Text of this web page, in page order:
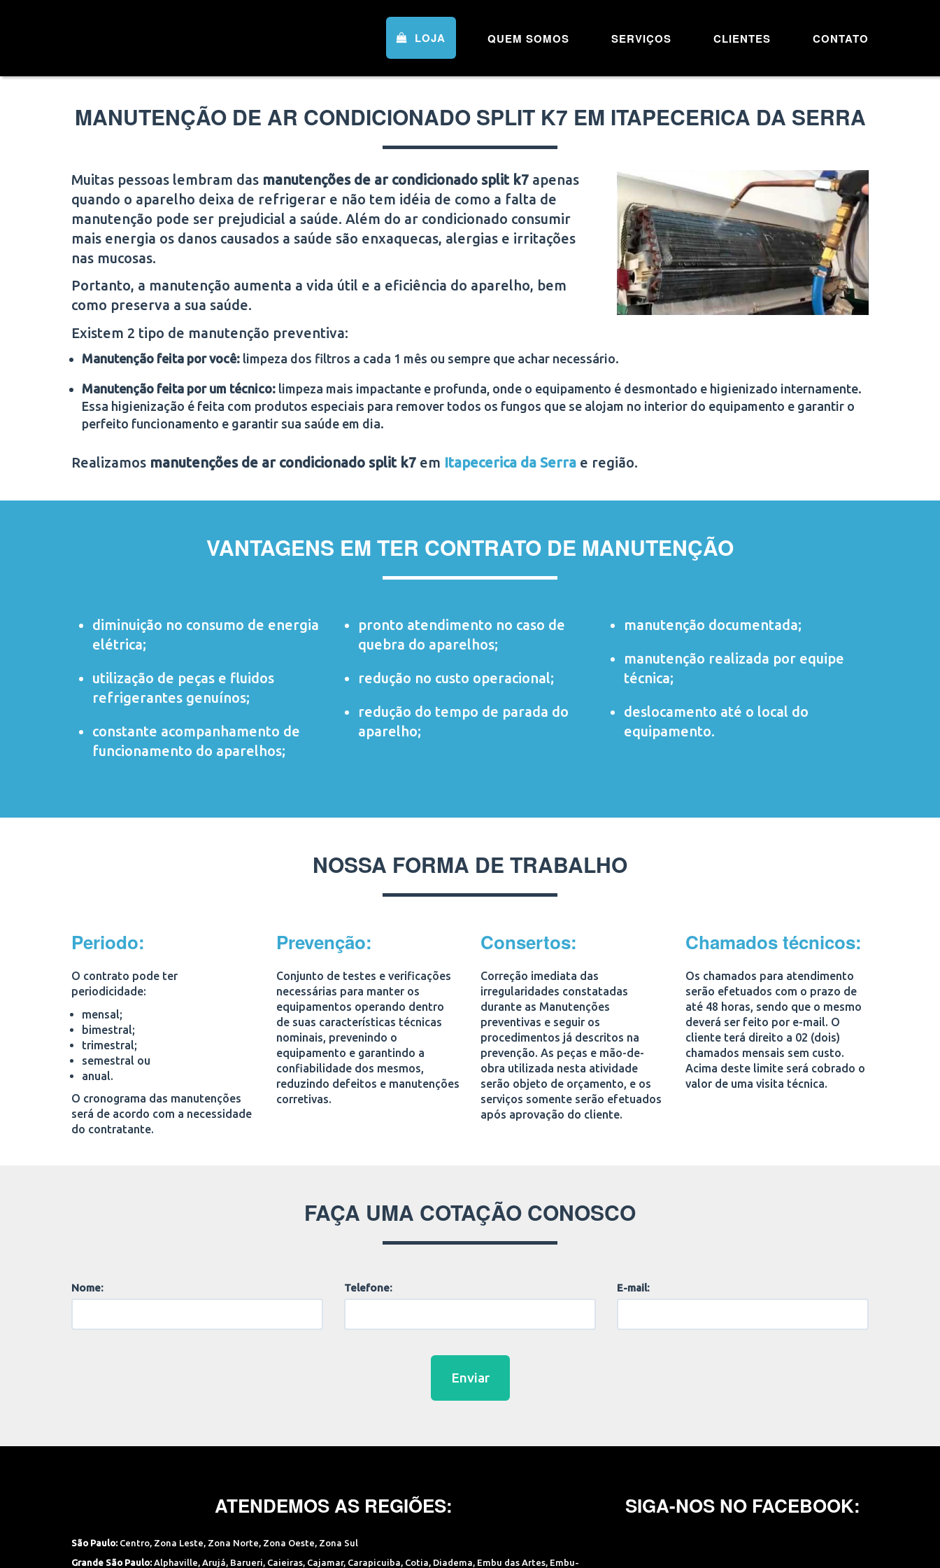
LOJA QUEM SOMOS SERVIÇOS CLIENTES CONTATO
MANUTENÇÃO DE AR CONDICIONADO SPLIT K7 EM ITAPECERICA DA SERRA
Muitas pessoas lembram das manutenções de ar condicionado split k7 apenas
quando o aparelho deixa de refrigerar e não tem idéia de como a falta de
manutenção pode ser prejudicial a saúde. Além do ar condicionado consumir
mais energia os danos causados a saúde são enxaquecas, alergias e irritações
nas mucosas.
Portanto, a manutenção aumenta a vida útil e a eficiência do aparelho, bem
como preserva a sua saúde.
Existem 2 tipo de manutenção preventiva:
Manutenção feita por você: limpeza dos filtros a cada 1 mês ou sempre que achar necessário.
Manutenção feita por um técnico: limpeza mais impactante e profunda, onde o equipamento é desmontado e higienizado internamente.
Essa higienização é feita com produtos especiais para remover todos os fungos que se alojam no interior do equipamento e garantir o
perfeito funcionamento e garantir sua saúde em dia.
Realizamos manutenções de ar condicionado split k7 em Itapecerica da Serra e região.
VANTAGENS EM TER CONTRATO DE MANUTENÇÃO
diminuição no consumo de energia
elétrica;
utilização de peças e fluidos
refrigerantes genuínos;
constante acompanhamento de
funcionamento do aparelhos;
pronto atendimento no caso de
quebra do aparelhos;
redução no custo operacional;
redução do tempo de parada do
aparelho;
manutenção documentada;
manutenção realizada por equipe
técnica;
deslocamento até o local do
equipamento.
NOSSA FORMA DE TRABALHO
Periodo:
O contrato pode ter
periodicidade:
mensal;
bimestral;
trimestral;
semestral ou
anual.
O cronograma das manutenções
será de acordo com a necessidade
do contratante.
Prevenção:
Conjunto de testes e verificações
necessárias para manter os
equipamentos operando dentro
de suas características técnicas
nominais, prevenindo o
equipamento e garantindo a
confiabilidade dos mesmos,
reduzindo defeitos e manutenções
corretivas.
Consertos:
Correção imediata das
irregularidades constatadas
durante as Manutenções
preventivas e seguir os
procedimentos já descritos na
prevenção. As peças e mão-de-
obra utilizada nesta atividade
serão objeto de orçamento, e os
serviços somente serão efetuados
após aprovação do cliente.
Chamados técnicos:
Os chamados para atendimento
serão efetuados com o prazo de
até 48 horas, sendo que o mesmo
deverá ser feito por e-mail. O
cliente terá direito a 02 (dois)
chamados mensais sem custo.
Acima deste limite será cobrado o
valor de uma visita técnica.
FAÇA UMA COTAÇÃO CONOSCO
Nome: Telefone: E-mail:
Enviar
ATENDEMOS AS REGIÕES:
São Paulo: Centro Zona Leste Zona Norte Zona Oeste Zona Sul
Grande São Paulo: Alphaville, Arujá, Barueri, Caieiras, Cajamar, Carapicuiba, Cotia, Diadema, Embu das Artes, Embu-
SIGA-NOS NO FACEBOOK: